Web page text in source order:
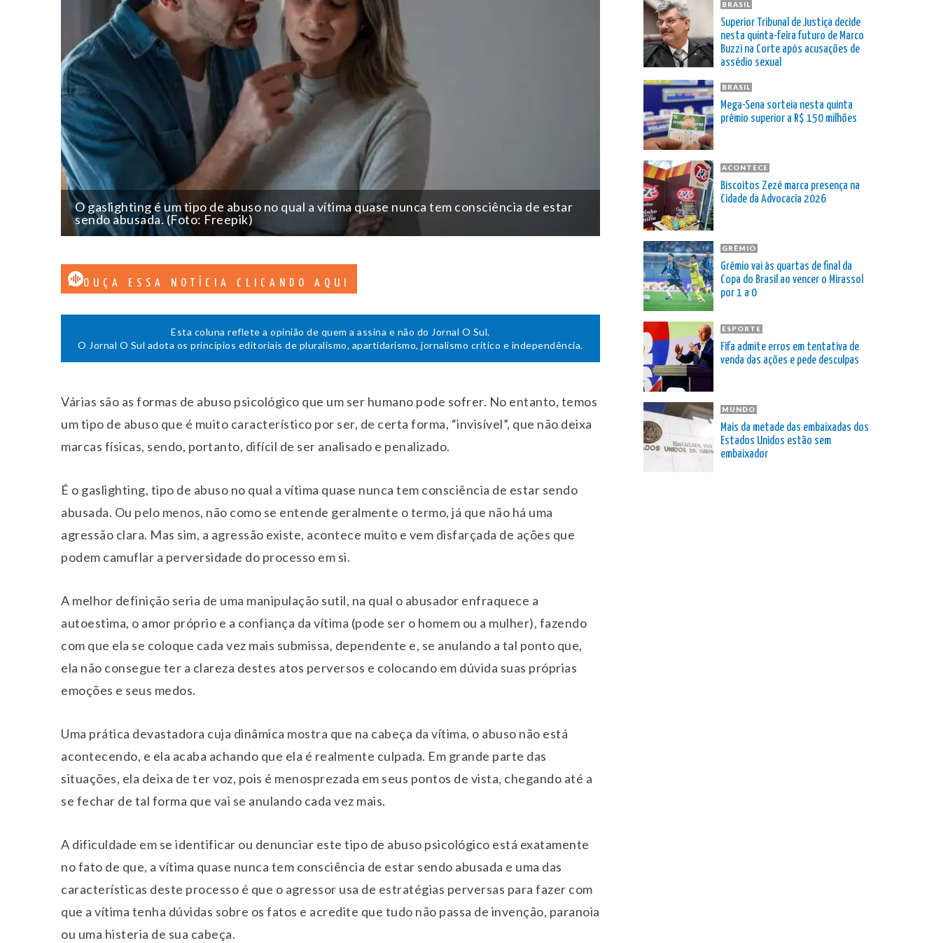
O gaslighting é um tipo de abuso no qual a vítima quase nunca tem consciência de estar
sendo abusada. (Foto: Freepik)
OUÇA ESSA NOTÍCIA CLICANDO AQUI
Esta coluna reflete a opinião de quem a assina e não do Jornal O Sul.
O Jornal O Sul adota os princípios editoriais de pluralismo, apartidarismo, jornalismo crítico e independência.
Várias são as formas de abuso psicológico que um ser humano pode sofrer. No entanto, temos
um tipo de abuso que é muito característico por ser, de certa forma, “invisível”, que não deixa
marcas físicas, sendo, portanto, difícil de ser analisado e penalizado.
É o gaslighting, tipo de abuso no qual a vítima quase nunca tem consciência de estar sendo
abusada. Ou pelo menos, não como se entende geralmente o termo, já que não há uma
agressão clara. Mas sim, a agressão existe, acontece muito e vem disfarçada de ações que
podem camuflar a perversidade do processo em si.
A melhor definição seria de uma manipulação sutil, na qual o abusador enfraquece a
autoestima, o amor próprio e a confiança da vítima (pode ser o homem ou a mulher), fazendo
com que ela se coloque cada vez mais submissa, dependente e, se anulando a tal ponto que,
ela não consegue ter a clareza destes atos perversos e colocando em dúvida suas próprias
emoções e seus medos.
Uma prática devastadora cuja dinâmica mostra que na cabeça da vítima, o abuso não está
acontecendo, e ela acaba achando que ela é realmente culpada. Em grande parte das
situações, ela deixa de ter voz, pois é menosprezada em seus pontos de vista, chegando até a
se fechar de tal forma que vai se anulando cada vez mais.
A dificuldade em se identificar ou denunciar este tipo de abuso psicológico está exatamente
no fato de que, a vítima quase nunca tem consciência de estar sendo abusada e uma das
características deste processo é que o agressor usa de estratégias perversas para fazer com
que a vítima tenha dúvidas sobre os fatos e acredite que tudo não passa de invenção, paranoia
ou uma histeria de sua cabeça.
BRASIL
Superior Tribunal de Justiça decide
nesta quinta-feira futuro de Marco
Buzzi na Corte após acusações de
assédio sexual
BRASIL
Mega-Sena sorteia nesta quinta
prêmio superior a R$ 150 milhões
ACONTECE
Biscoitos Zezé marca presença na
Cidade da Advocacia 2026
GRÊMIO
Grêmio vai às quartas de final da
Copa do Brasil ao vencer o Mirassol
por 1 a 0
ESPORTE
Fifa admite erros em tentativa de
venda das ações e pede desculpas
MUNDO
Mais da metade das embaixadas dos
Estados Unidos estão sem
embaixador